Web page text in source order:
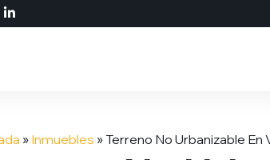
» Inmuebles » Terreno No Urbanizable En